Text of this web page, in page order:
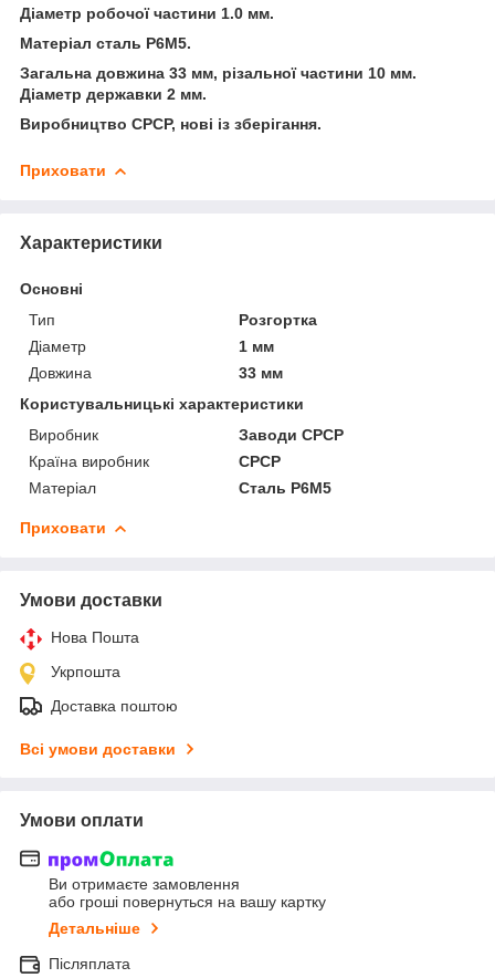
Діаметр робочої частини 1.0 мм.
Матеріал сталь Р6М5.
Загальна довжина 33 мм, різальної частини 10 мм.
Діаметр державки 2 мм.
Виробництво СРСР, нові із зберігання.
Приховати
Характеристики
Основні
Тип
Розгортка
Діаметр
1 мм
Довжина
33 мм
Користувальницькі характеристики
Виробник
Заводи СРСР
Країна виробник
СРСР
Матеріал
Сталь Р6М5
Приховати
Умови доставки
Нова Пошта
Укрпошта
Доставка поштою
Всі умови доставки
Умови оплати
Ви отримаєте замовлення
або гроші повернуться на вашу картку
Детальніше
Післяплата